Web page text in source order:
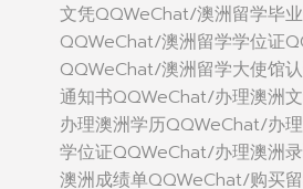
文凭QQWeChat/澳洲留学毕
QQWeChat/澳洲留学学位证
QQWeChat/澳洲留学大使馆
通知书QQWeChat/办理澳洲
办理澳洲学历QQWeChat/办
学位证QQWeChat/办理澳洲
澳洲成绩单QQWeChat/购买